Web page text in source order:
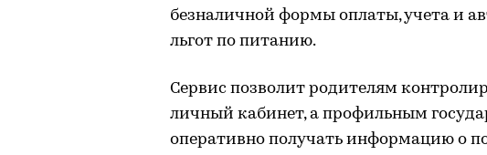
безналичной формы оплаты, учета и
льгот по питанию.
Сервис позволит родителям
личный кабинет, а профильным
оперативно получать информацию о